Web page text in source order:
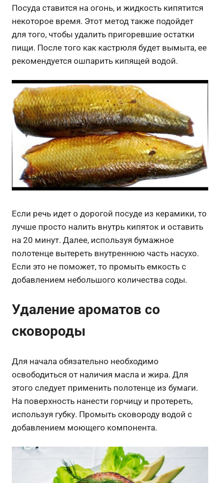
Посуда ставится на огонь, и жидкость кипятится
некоторое время. Этот метод также подойдет
для того, чтобы удалить пригоревшие остатки
пищи. После того как кастрюля будет вымыта, ее
рекомендуется ошпарить кипящей водой.
Если речь идет о дорогой посуде из керамики, то
лучше просто налить внутрь кипяток и оставить
на 20 минут. Далее, используя бумажное
полотенце вытереть внутреннюю часть насухо.
Если это не поможет, то промыть емкость с
добавлением небольшого количества соды.
Удаление ароматов со
сковороды
Для начала обязательно необходимо
освободиться от наличия масла и жира. Для
этого следует применить полотенце из бумаги.
На поверхность нанести горчицу и протереть,
используя губку. Промыть сковороду водой с
добавлением моющего компонента.